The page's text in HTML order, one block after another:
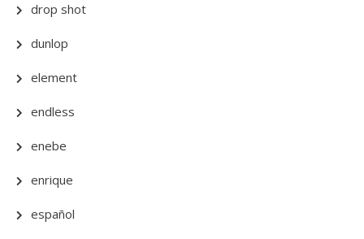
drop shot
dunlop
element
endless
enebe
enrique
español